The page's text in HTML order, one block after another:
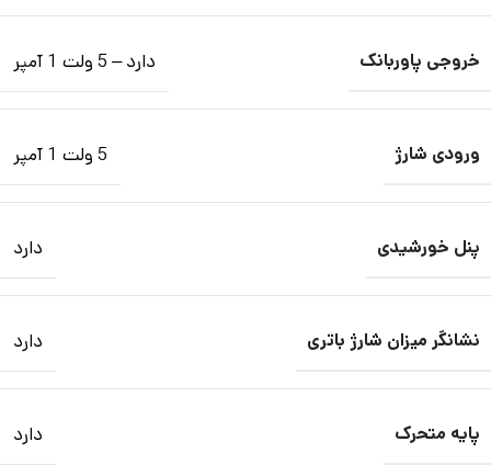
خروجی پاوربانک دارد – 5 ولت 1 آمپر
ورودی شارژ 5 ولت 1 آمپر
پنل خورشیدی دارد
نشانگر میزان شارژ باتری دارد
پایه متحرک دارد